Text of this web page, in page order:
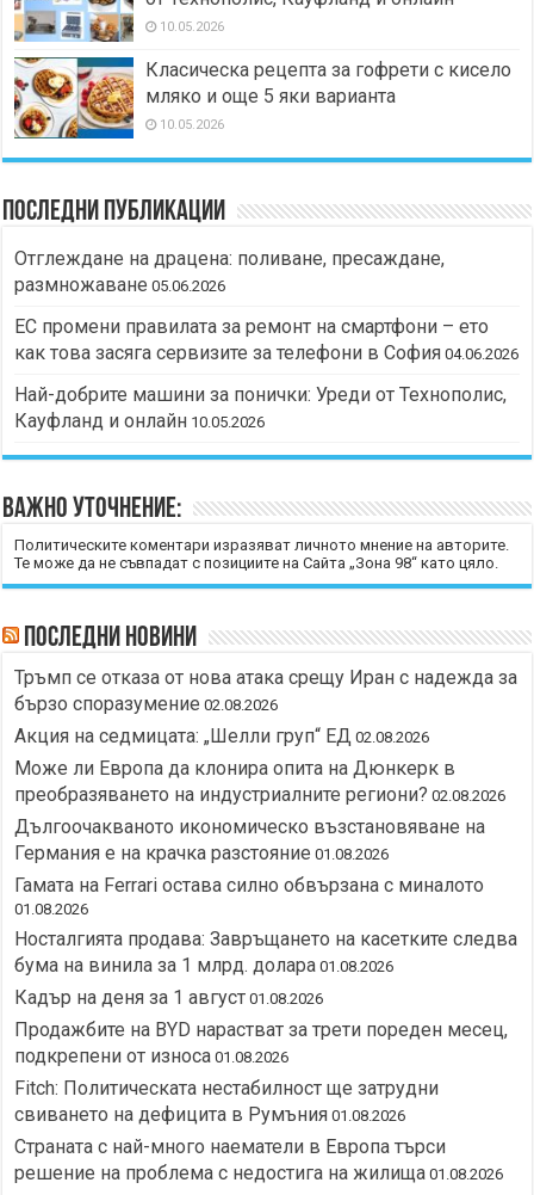
10.05.2026
Класическа рецепта за гофрети с кисело
мляко и още 5 яки варианта
10.05.2026
Последни публикации
Отглеждане на драцена: поливане, пресаждане,
размножаване 05.06.2026
ЕС промени правилата за ремонт на смартфони – ето
как това засяга сервизите за телефони в София 04.06.2026
Най-добрите машини за понички: Уреди от Технополис,
Кауфланд и онлайн 10.05.2026
Важно уточнение:
Политическите коментари изразяват личното мнение на авторите.
Те може да не съвпадат с позициите на Сайта „Зона 98“ като цяло.
Последни новини
Тръмп се отказа от нова атака срещу Иран с надежда за
бързо споразумение 02.08.2026
Акция на седмицата: „Шелли груп“ ЕД 02.08.2026
Може ли Европа да клонира опита на Дюнкерк в
преобразяването на индустриалните региони? 02.08.2026
Дългоочакваното икономическо възстановяване на
Германия е на крачка разстояние 01.08.2026
Гамата на Ferrari остава силно обвързана с миналото
01.08.2026
Носталгията продава: Завръщането на касетките следва
бума на винила за 1 млрд. долара 01.08.2026
Кадър на деня за 1 август 01.08.2026
Продажбите на BYD нарастват за трети пореден месец,
подкрепени от износа 01.08.2026
Fitch: Политическата нестабилност ще затрудни
свиването на дефицита в Румъния 01.08.2026
Страната с най-много наематели в Европа търси
решение на проблема с недостига на жилища 01.08.2026